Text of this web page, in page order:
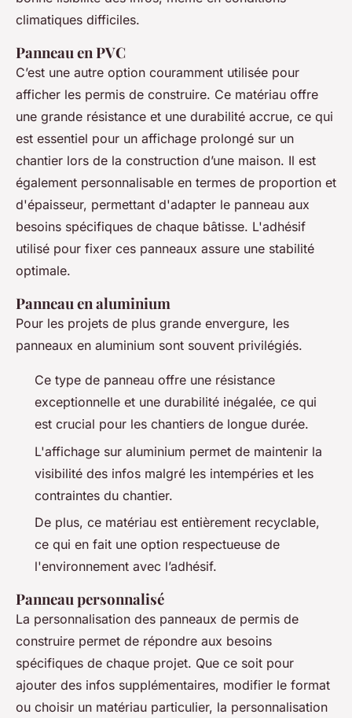
climatiques difficiles.
Panneau en PVC
C’est une autre option couramment utilisée pour
afficher les permis de construire. Ce matériau offre
une grande résistance et une durabilité accrue, ce qui
est essentiel pour un affichage prolongé sur un
chantier lors de la construction d’une maison. Il est
également personnalisable en termes de proportion et
d'épaisseur, permettant d'adapter le panneau aux
besoins spécifiques de chaque bâtisse. L'adhésif
utilisé pour fixer ces panneaux assure une stabilité
optimale.
Panneau en aluminium
Pour les projets de plus grande envergure, les
panneaux en aluminium sont souvent privilégiés.
Ce type de panneau offre une résistance
exceptionnelle et une durabilité inégalée, ce qui
est crucial pour les chantiers de longue durée.
L'affichage sur aluminium permet de maintenir la
visibilité des infos malgré les intempéries et les
contraintes du chantier.
De plus, ce matériau est entièrement recyclable,
ce qui en fait une option respectueuse de
l'environnement avec l’adhésif.
Panneau personnalisé
La personnalisation des panneaux de permis de
construire permet de répondre aux besoins
spécifiques de chaque projet. Que ce soit pour
ajouter des infos supplémentaires, modifier le format
ou choisir un matériau particulier, la personnalisation